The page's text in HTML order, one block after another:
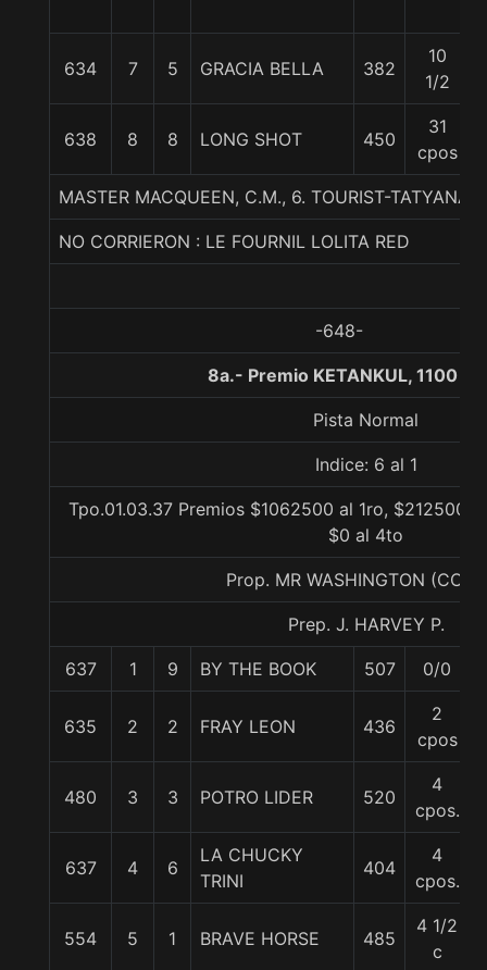
634 7 5 GRACIA BELLA 382
10
1/2
638 8 8 LONG SHOT 450
31
cpos
MASTER MACQUEEN, C.M., 6. TOURIST-TATYANA-
NO CORRIERON : LE FOURNIL LOLITA RED
-648-
8a.- Premio KETANKUL, 1100
Pista Normal
Indice: 6 al 1
Tpo.01.03.37 Premios $1062500 al 1ro, $212500
$0 al 4to
Prop. MR WASHINGTON
Prep. J. HARVEY P.
637 1 9 BY THE BOOK 507 0/0
635 2 2 FRAY LEON 436
2
cpos
480 3 3 POTRO LIDER 520
4
cpos.
637 4 6
LA CHUCKY
TRINI
404
4
cpos.
554 5 1 BRAVE HORSE 485
4 1/2
c